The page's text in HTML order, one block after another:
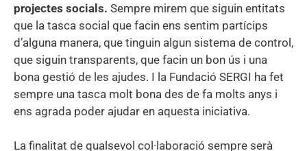
projectes socials. Sempre mirem que siguin entitats
que la tasca social que facin ens sentim partícips
d’alguna manera, que tinguin algun sistema de control,
que siguin transparents, que facin un bon ús i una
bona gestió de les ajudes. I la Fundació SERGI ha fet
sempre una tasca molt bona des de fa molts anys i
ens agrada poder ajudar en aquesta iniciativa.
La finalitat de qualsevol col·laboració sempre serà